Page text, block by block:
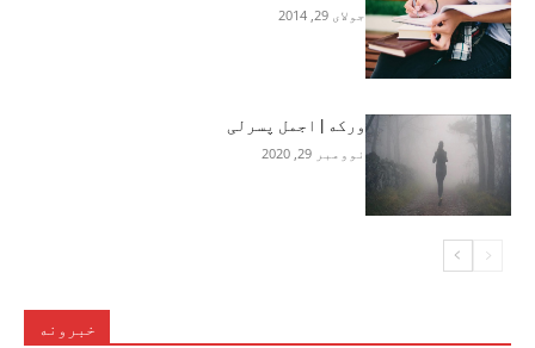
جولای 29, 2014
ورکه | اجمل پسرلی
نوومبر 29, 2020
خبرونه